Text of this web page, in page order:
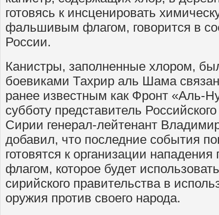
готовясь к инсценировать
фальшивым флагом, говорится в
России.
Канистры, заполненные хлором,
боевиками Тахрир аль Шама
ранее известным как Фронт «Аль-
субботу представитель
Сирии генерал-лейтенант
добавил, что последние события
готовятся к организации
флагом, которое будет
сирийского правительства в
оружия против своего народа.